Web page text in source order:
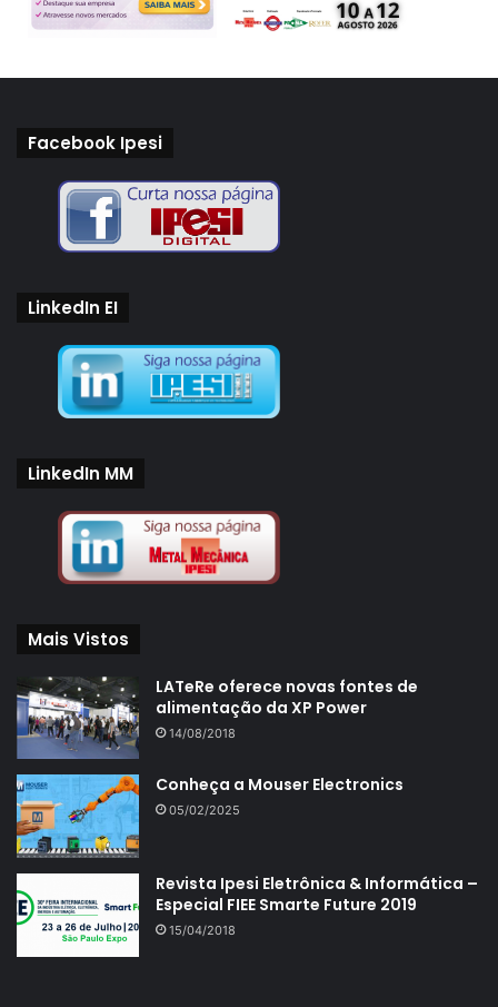
Facebook Ipesi
LinkedIn EI
LinkedIn MM
Mais Vistos
LATeRe oferece novas fontes de
alimentação da XP Power
14/08/2018
Conheça a Mouser Electronics
05/02/2025
Revista Ipesi Eletrônica & Informática –
Especial FIEE Smarte Future 2019
15/04/2018